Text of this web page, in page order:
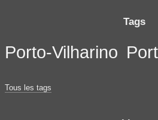
Tags
Porto-Vilharino
Tous les tags